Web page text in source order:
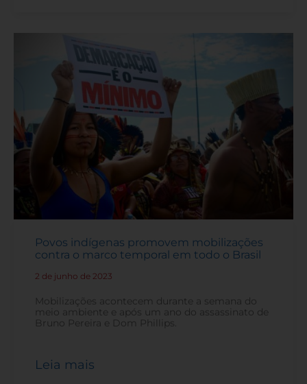
Povos indígenas promovem mobilizações
contra o marco temporal em todo o Brasil
2 de junho de 2023
Mobilizações acontecem durante a semana do
meio ambiente e após um ano do assassinato de
Bruno Pereira e Dom Phillips.
Leia mais